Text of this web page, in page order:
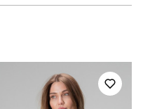
для повсякденного носіння